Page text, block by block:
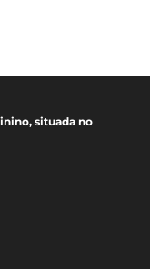
situada no